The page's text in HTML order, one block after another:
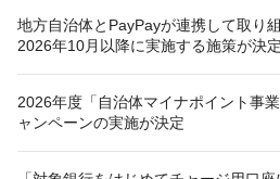
地方自治体とPayPayが連携して取り
2026年10月以降に実施する施策が決定
2026年度「自治体マイナポイント事
ャンペーンの実施が決定